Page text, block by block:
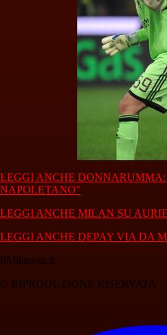
LEGGI ANCHE
NAPOLETANO"
LEGGI ANCHE MILAN SU
LEGGI ANCHE DEPAY VIA DA
IlMilanista.it
© RIPRODUZIONE RISERVATA